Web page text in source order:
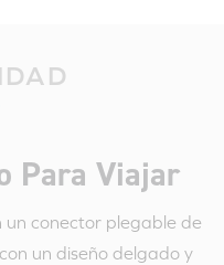
Para Viajar
conector plegable de
un diseño delgado y